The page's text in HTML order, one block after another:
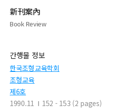
新刊案內
Book Review
간행물 정보
한국조형교육학회
조형교육
제6호
1990.11
152 - 153 (2 pages)